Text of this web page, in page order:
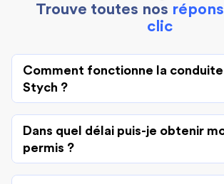
Trouve toutes nos
clic
Comment fonctionne la conduite
Stych ?
Dans quel délai puis-je obtenir
permis ?